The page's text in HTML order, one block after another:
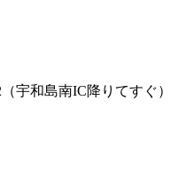
宇和島南IC降りてすぐ）